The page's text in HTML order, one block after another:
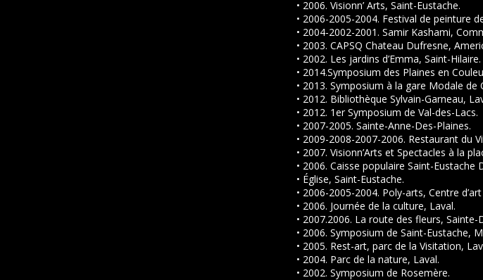
• 2006. Visionn’ Arts, Saint-Eustache.
• 2006-2005-2004. Festival de peinture
• 2004-2002-2001. Samir Kashami,
• 2003. CAPSQ Chateau Dufresne,
• 2002. Les jardins d’Emma, Saint-Hilaire.
• 2014.Symposium des Plaines en
• 2013. Symposium à la gare Modale de
• 2012. Bibliothèque Sylvain-Garneau,
• 2012. 1er Symposium de Val-des-Lacs.
• 2007-2005. Sainte-Anne-Des-Plaines.
• 2009-2008-2007-2006. Restaurant du
• 2007. Visionn’Arts et Spectacles à la
• 2006. Caisse populaire Saint-
• Église, Saint-Eustache.
• 2006-2005-2004. Poly-arts, Centre
• 2006. Journée de la culture, Laval.
• 2007.2006. La route des fleurs, Sainte-
• 2006. Symposium de Saint-Eustache,
• 2005. Rest-art, parc de la Visitation,
• 2004. Parc de la nature, Laval.
• 2002. Symposium de Rosemère.